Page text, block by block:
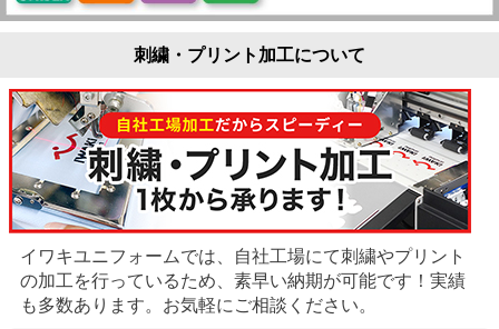
刺繍・プリント加工について
イワキユニフォームでは、自社工場にて刺繍やプリント
の加工を行っているため、素早い納期が可能です！実績
も多数あります。お気軽にご相談ください。